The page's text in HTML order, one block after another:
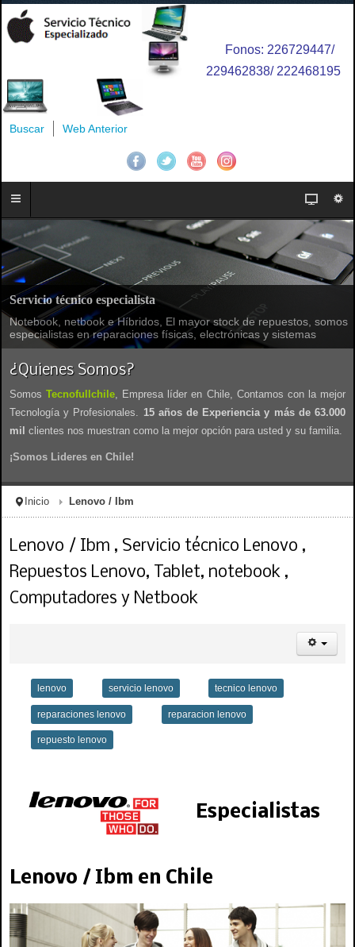
Fonos: 226729447/
229462838/ 222468195
Buscar Web Anterior
Servicio técnico especialista
Notebook, netbook e Híbridos, El mayor stock de repuestos, somos
especialistas en reparaciones físicas, electrónicas y sistemas
¿Quienes Somos?
SomosTecnofullchile , Empresa líder en Chile, Contamos con la mejor
Tecnología y Profesionales. 15 años de Experiencia y más de 63.000
mil clientes nos muestran como la mejor opción para usted y su familia.
¡Somos Lideres en Chile!
Inicio Lenovo / Ibm
Lenovo / Ibm , Servicio técnico Lenovo ,
Repuestos Lenovo, Tablet, notebook ,
Computadores y Netbook
lenovo servicio lenovo tecnico lenovo
reparaciones lenovo reparacion lenovo
repuesto lenovo
Especialistas
Lenovo / Ibm en Chile